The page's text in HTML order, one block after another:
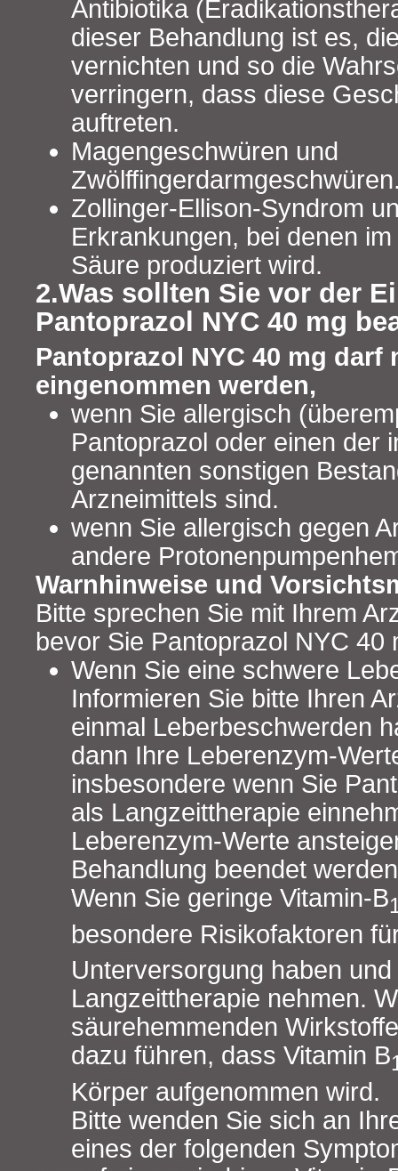
Antibiotika
dieser Behandlung ist es,
vernichten und so die
verringern, dass diese
auftreten.
Magengeschwüren und
Zollinger-Ellison-Syndrom
Erkrankungen, bei denen
Säure produziert wird.
2.Was sollten Sie vor der
Pantoprazol NYC 40 mg
Pantoprazol NYC 40 mg darf
eingenommen werden,
wenn Sie allergisch
Pantoprazol oder einen der
genannten sonstigen
Arzneimittels sind.
wenn Sie allergisch gegen
andere
Warnhinweise und
Bitte sprechen Sie mit Ihrem
bevor Sie Pantoprazol NYC 40
Wenn Sie eine schwere
Informieren Sie bitte Ihren
einmal Leberbeschwerden
dann Ihre Leberenzym-
insbesondere wenn Sie
als Langzeittherapie
Leberenzym-Werte
Behandlung beendet
Wenn Sie geringe Vitamin-B
besondere Risikofaktoren
Unterversorgung haben
Langzeittherapie nehmen.
säurehemmenden
dazu führen, dass Vitamin B
Körper aufgenommen wird.
Bitte wenden Sie sich an
eines der folgenden